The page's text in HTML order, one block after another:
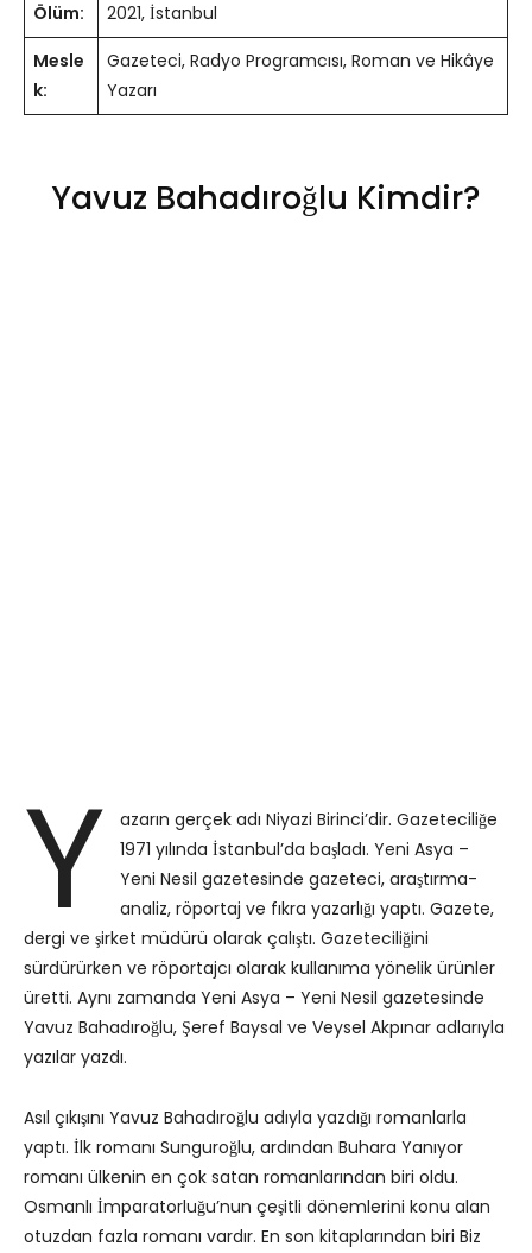
Ölüm:
2021, İstanbul
Mesle
k:
Gazeteci, Radyo Programcısı, Roman ve Hikâye
Yazarı
Yavuz Bahadıroğlu Kimdir?
Y
azarın gerçek adı Niyazi Birinci’dir. Gazeteciliğe
1971 yılında İstanbul’da başladı. Yeni Asya –
Yeni Nesil gazetesinde gazeteci, araştırma-
analiz, röportaj ve fıkra yazarlığı yaptı. Gazete,
dergi ve şirket müdürü olarak çalıştı. Gazeteciliğini
sürdürürken ve röportajcı olarak kullanıma yönelik ürünler
üretti. Aynı zamanda Yeni Asya – Yeni Nesil gazetesinde
Yavuz Bahadıroğlu, Şeref Baysal ve Veysel Akpınar adlarıyla
yazılar yazdı.
Asıl çıkışını Yavuz Bahadıroğlu adıyla yazdığı romanlarla
yaptı. İlk romanı Sunguroğlu, ardından Buhara Yanıyor
romanı ülkenin en çok satan romanlarından biri oldu.
Osmanlı İmparatorluğu’nun çeşitli dönemlerini konu alan
otuzdan fazla romanı vardır. En son kitaplarından biri Biz